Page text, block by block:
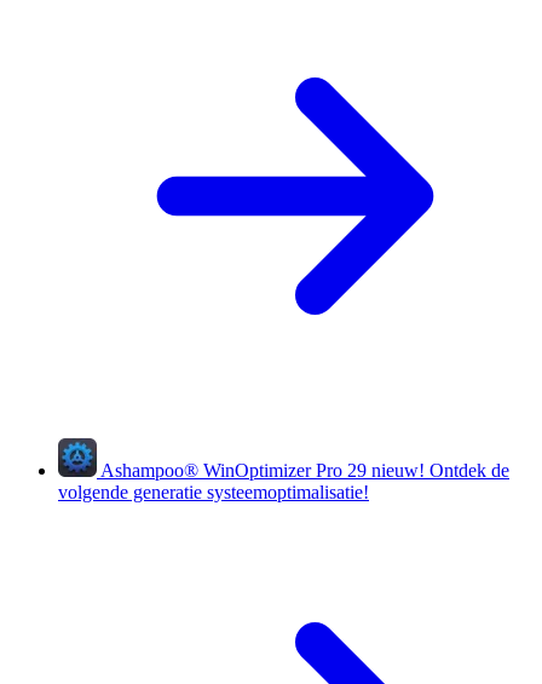
Ashampoo® WinOptimizer Pro 29 nieuw! Ontdek de
volgende generatie systeemoptimalisatie!